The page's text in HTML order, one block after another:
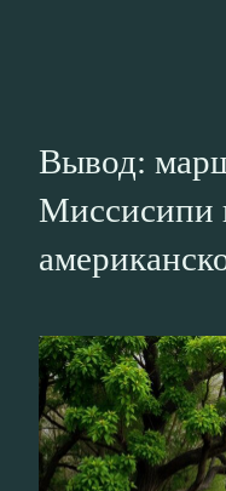
Вывод:
Миссисипи